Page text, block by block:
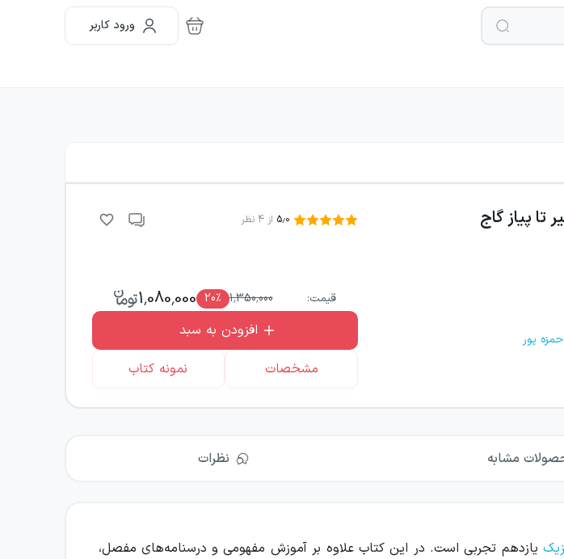
ورود کاربر
تا پیاز گاج
پور
5.0 از 4 نظر
قیمت: 1,350,000
20٪ 1,080,000
افزودن به سبد
مشخصات
نمونه کتاب
مشابه نظرات
یازدهم تجربی است. در این کتاب علاوه بر آموزش مفهومی و درسنامه‌های مفصل،